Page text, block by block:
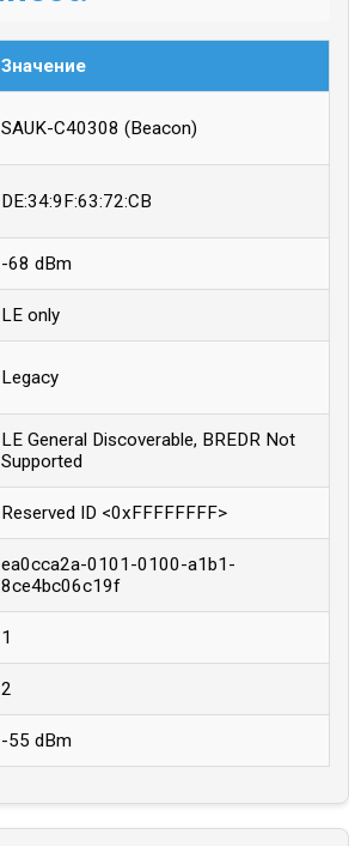
Значение
SAUK-C40308 (Beacon)
DE:34:9F:63:72:CB
-68 dBm
LE only
Legacy
LE General Discoverable, BREDR Not
Supported
Reserved ID <0xFFFFFFFF>
ea0cca2a-0101-0100-a1b1-
8ce4bc06c19f
1
2
-55 dBm